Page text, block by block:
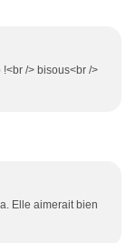
/> bisous<br />
Elle aimerait bien